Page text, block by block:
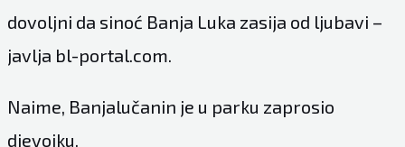
dovoljni da sinoć Banja Luka zasija od ljubavi –
javlja bl-portal.com.
Naime, Banjalučanin je u parku zaprosio
djevojku.